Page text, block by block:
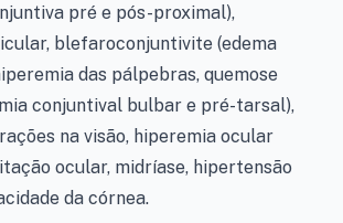
pré e pós-proximal),
blefaroconjuntivite (edema
das pálpebras, quemose
conjuntival bulbar e pré-tarsal),
na visão, hiperemia ocular
ocular, midríase, hipertensão
da córnea.